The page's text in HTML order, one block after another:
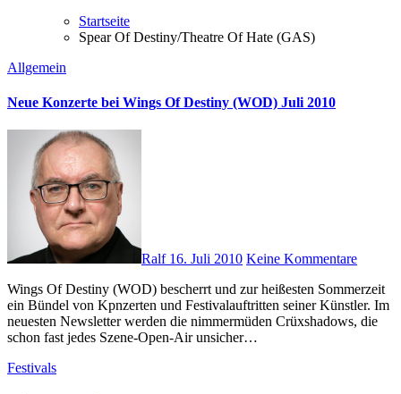
Startseite
Spear Of Destiny/Theatre Of Hate (GAS)
Allgemein
Neue Konzerte bei Wings Of Destiny (WOD) Juli 2010
Ralf 16. Juli 2010 Keine Kommentare
Wings Of Destiny (WOD) bescherrt und zur heißesten Sommerzeit
ein Bündel von Kpnzerten und Festivalauftritten seiner Künstler. Im
neuesten Newsletter werden die nimmermüden Crüxshadows, die
schon fast jedes Szene-Open-Air unsicher…
Festivals